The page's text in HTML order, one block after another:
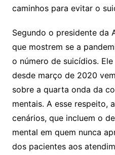
caminhos para evitar o
Segundo o presidente da
que mostrem se a
o número de suicídios.
desde março de 2020
sobre a quarta onda da
mentais. A esse respeito,
cenários, que incluem o
mental em quem nunca
dos pacientes aos